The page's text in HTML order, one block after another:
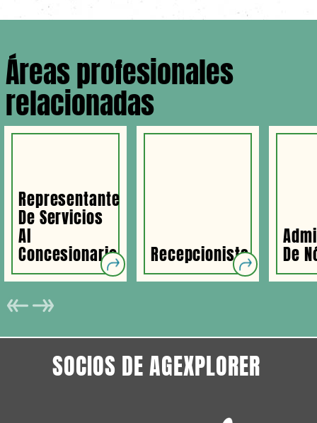
Áreas profesionales
relacionadas
Representante
De Servicios
Al
Concesionario Recepcionista De
SOCIOS DE AGEXPLORER